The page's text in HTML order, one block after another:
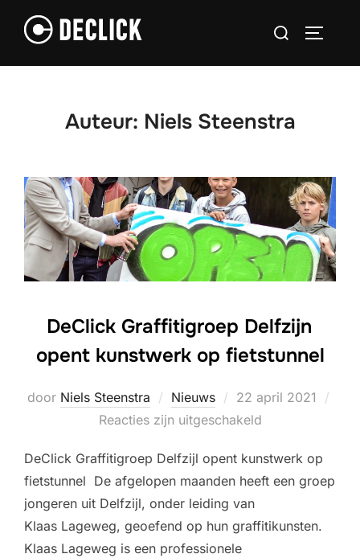
naar
Zoek
Auteur: Niels Steenstra
DeClick Graffitigroep Delfzijn
opent kunstwerk op fietstunnel
door Niels Steenstra Nieuws
Geplaatst
op
22 april 2021
Reacties zijn uitgeschakeld
DeClick Graffitigroep Delfzijl opent kunstwerk op
fietstunnel De afgelopen maanden heeft een groep
jongeren uit Delfzijl, onder leiding van
Klaas Lageweg, geoefend op hun graffitikunsten.
Klaas Lageweg is een professionele